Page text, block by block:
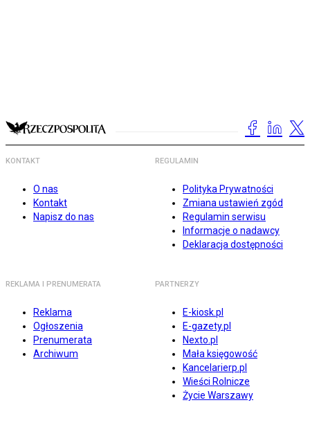
KONTAKT
O nas
Kontakt
Napisz do nas
REGULAMIN
Polityka Prywatności
Zmiana ustawień zgód
Regulamin serwisu
Informacje o nadawcy
Deklaracja dostępności
REKLAMA I PRENUMERATA
Reklama
Ogłoszenia
Prenumerata
Archiwum
PARTNERZY
E-kiosk.pl
E-gazety.pl
Nexto.pl
Mała księgowość
Kancelarierp.pl
Wieści Rolnicze
Życie Warszawy